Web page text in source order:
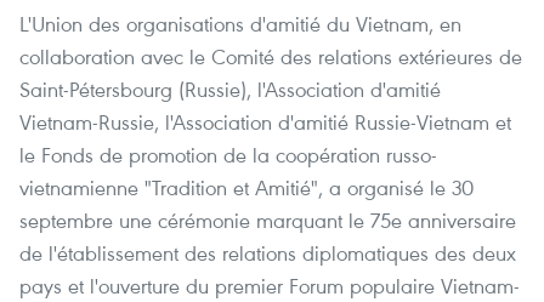
L'Union des organisations d'amitié du Vietnam, en
collaboration avec le Comité des relations extérieures de
Saint-Pétersbourg (Russie), l'Association d'amitié
Vietnam-Russie, l'Association d'amitié Russie-Vietnam et
le Fonds de promotion de la coopération russo-
vietnamienne "Tradition et Amitié", a organisé le 30
septembre une cérémonie marquant le 75e anniversaire
de l'établissement des relations diplomatiques des deux
pays et l'ouverture du premier Forum populaire Vietnam-